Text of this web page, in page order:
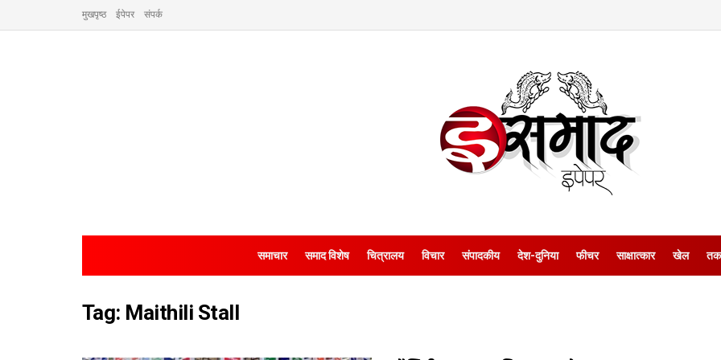
मुखपृष्ठ ईपेपर संपर्क
समाचार समाद विशेष चित्रालय विचार संपादकीय देश-दुनिया फीचर साक्षात्‍कार खेल
Tag: Maithili Stall